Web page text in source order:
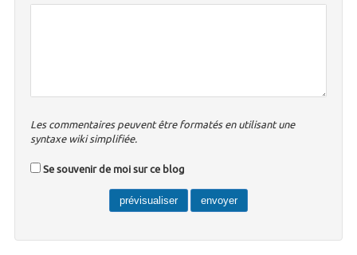
Les commentaires peuvent être formatés en utilisant une
syntaxe wiki simplifiée.
Se souvenir de moi sur ce blog